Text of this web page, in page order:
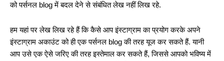
को पर्सनल blog में बदल देने से संबंधित लेख नहीं लिख रहे.
हम यहां पर लेख लिख रहे हैं कि कैसे आप इंस्टाग्राम का प्रयोग करके अपने
इंस्टाग्राम अकाउंट को ही एक पर्सनल blog की तरह यूज कर सकते हैं. यानी
आप उसे एक ऐसे जरिए की तरह इस्तेमाल कर सकते हैं, जिससे आपको भविष्य में